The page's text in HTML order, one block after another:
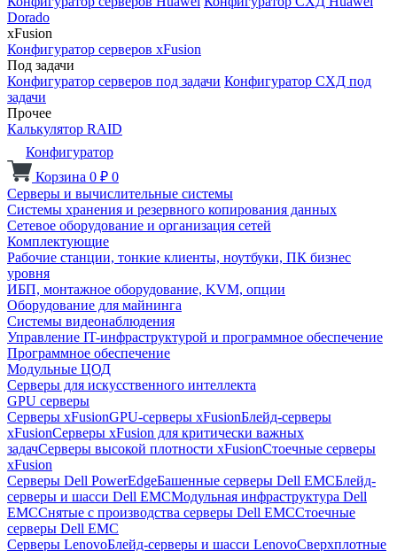
Dorado
xFusion
Конфигуратор серверов xFusion
Под задачи
Конфигуратор серверов под задачи Конфигуратор СХД под
задачи
Прочее
Калькулятор RAID
Конфигуратор
Корзина 0 ₽ 0
Серверы и вычислительные системы
Системы хранения и резервного копирования данных
Сетевое оборудование и организация сетей
Комплектующие
Рабочие станции, тонкие клиенты, ноутбуки, ПК бизнес
уровня
ИБП, монтажное оборудование, KVM, опции
Оборудование для майнинга
Системы видеонаблюдения
Управление IT-инфраструктурой и программное обеспечение
Программное обеспечение
Модульные ЦОД
Серверы для искусственного интеллекта
GPU серверы
Серверы xFusionGPU-серверы xFusionБлейд-серверы
xFusionСерверы xFusion для критически важных
задачСерверы высокой плотности xFusionСтоечные серверы
xFusion
Серверы Dell PowerEdgeБашенные серверы Dell EMCБлейд-
серверы и шасси Dell EMCМодульная инфраструктура Dell
EMCСнятые с производства серверы Dell EMCСтоечные
серверы Dell EMC
Серверы LenovoБлейд-серверы и шасси LenovoСверхплотные